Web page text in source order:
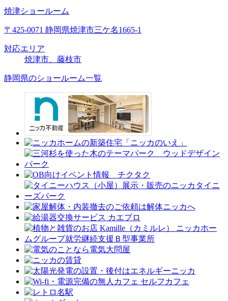
焼津ショールーム
〒425-0071 静岡県焼津市三ケ名1665-1
対応エリア
焼津市、藤枝市
静岡県のショールーム一覧